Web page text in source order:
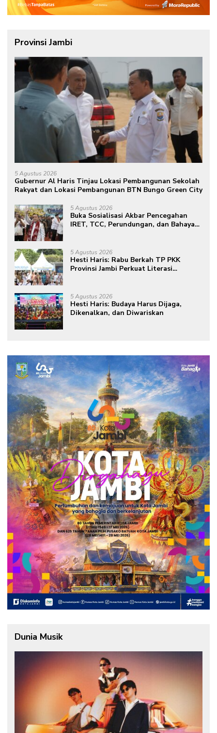
Provinsi Jambi
5 Agustus 2026
Gubernur Al Haris Tinjau Lokasi Pembangunan Sekolah
Rakyat dan Lokasi Pembangunan BTN Bungo Green City
5 Agustus 2026
Buka Sosialisasi Akbar Pencegahan
IRET, TCC, Perundungan, dan Bahaya
masa depan sudah ada di tangan”
5 Agustus 2026
Hesti Haris: Rabu Berkah TP PKK
Provinsi Jambi Perkuat Literasi
5 Agustus 2026
Hesti Haris: Budaya Harus Dijaga,
Dikenalkan, dan Diwariskan
Dunia Musik